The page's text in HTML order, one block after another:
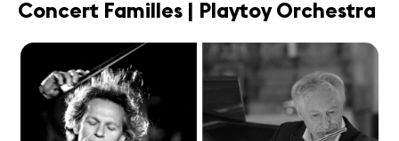
Concert Familles | Playtoy Orchestra